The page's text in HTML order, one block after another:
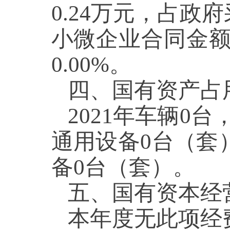
0.24万元，占政
小微企业合同金
0.00%。
四、国有资产占
2021年车辆0台
通用设备0台（套
备0台（套）。
五、国有资本
本年度无此项经